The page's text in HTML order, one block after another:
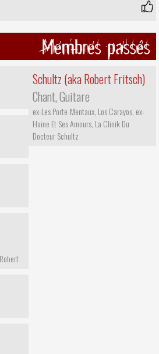
Membres passés
Schultz (aka Robert Fritsch)
Chant, Guitare
ex-Les Porte-Mentaux, Los Carayos, ex-
Haine Et Ses Amours, La Clinik Du
Docteur Schultz